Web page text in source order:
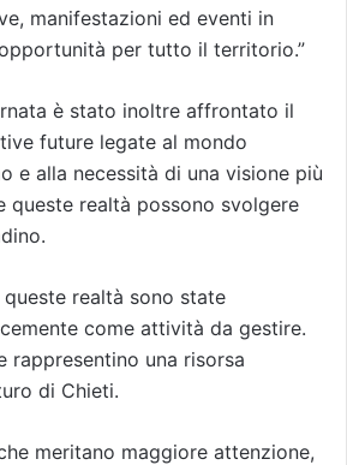
manifestazioni ed eventi in
per tutto il territorio.”
è stato inoltre affrontato il
future legate al mondo
e alla necessità di una visione più
queste realtà possono svolgere
realtà sono state
come attività da gestire.
rappresentino una risorsa
di Chieti.
meritano maggiore attenzione,